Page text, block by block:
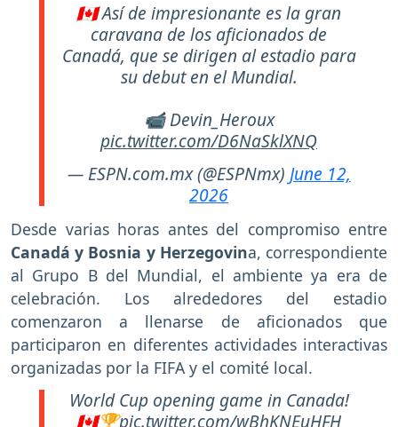
🇨🇦 Así de impresionante es la gran
caravana de los aficionados de
Canadá, que se dirigen al estadio para
su debut en el Mundial.
📹 Devin_Heroux
pic.twitter.com/D6NaSklXNQ
— ESPN.com.mx (@ESPNmx) June 12,
2026
Desde varias horas antes del compromiso entre
Canadá y Bosnia y Herzegovina, correspondiente
al Grupo B del Mundial, el ambiente ya era de
celebración. Los alrededores del estadio
comenzaron a llenarse de aficionados que
participaron en diferentes actividades interactivas
organizadas por la FIFA y el comité local.
World Cup opening game in Canada!
🇨🇦🏆pic.twitter.com/wBhKNEuHFH